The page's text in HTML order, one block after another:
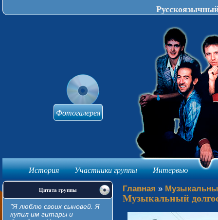
История Участники группы
Интервью
knijki-avtomat
Фотогалерея
Цитата группы
"Я люблю своих сыновей. Я
купил им гитары и
Главная »
Музыкальный